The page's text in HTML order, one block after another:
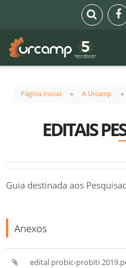
Página Inicial A Urcamp
EDITAIS
Guia destinada aos
Anexos
edital probic-probiti